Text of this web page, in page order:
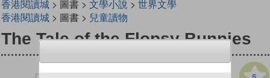
香港閱讀城> 圖書 > 文學小說 > 世界文學
香港閱讀城> 圖書 > 兒童讀物
The Tale of the Flopsy Bunnies